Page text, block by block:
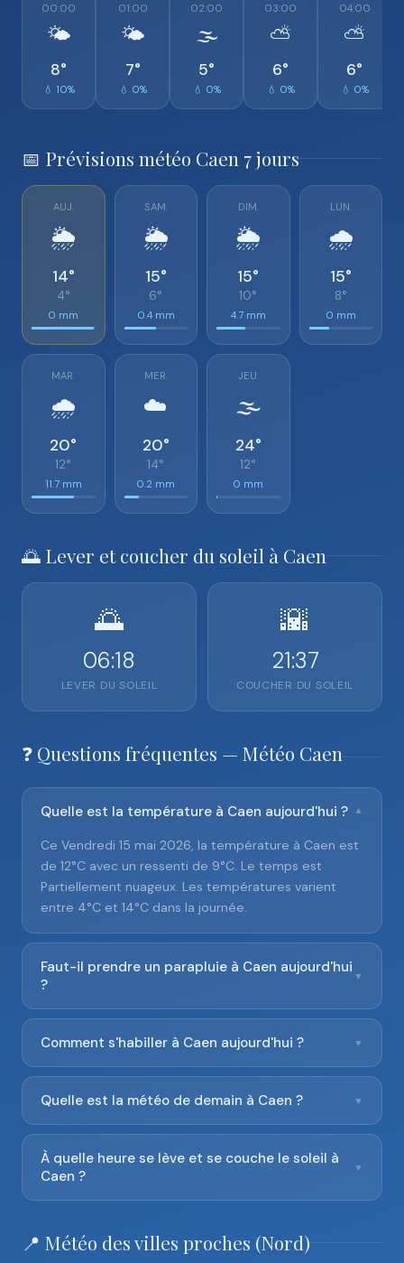
00:00
🌤️
8°
💧 10%
01:00
🌤️
7°
💧 0%
02:00
🌫️
5°
💧 0%
03:00
⛅
6°
💧 0%
04:00
⛅
6°
💧 0%
📅 Prévisions météo Caen 7 jours
AUJ.
🌦️
14°
4°
0 mm
SAM.
🌦️
15°
6°
0.4 mm
DIM.
🌦️
15°
10°
4.7 mm
LUN.
🌧️
15°
8°
0 mm
MAR.
🌧️
20°
12°
11.7 mm
MER.
☁️
20°
14°
0.2 mm
JEU.
🌫️
24°
12°
0 mm
🌅 Lever et coucher du soleil à Caen
🌅
06:18
LEVER DU SOLEIL
🌇
21:37
COUCHER DU SOLEIL
❓ Questions fréquentes — Météo Caen
Quelle est la température à Caen aujourd'hui ? ▼
Ce Vendredi 15 mai 2026, la température à Caen est
de 12°C avec un ressenti de 9°C. Le temps est
Partiellement nuageux. Les températures varient
entre 4°C et 14°C dans la journée.
Faut-il prendre un parapluie à Caen aujourd'hui
?
▼
Comment s'habiller à Caen aujourd'hui ? ▼
Quelle est la météo de demain à Caen ? ▼
À quelle heure se lève et se couche le soleil à
Caen ?
▼
📍 Météo des villes proches (Nord)